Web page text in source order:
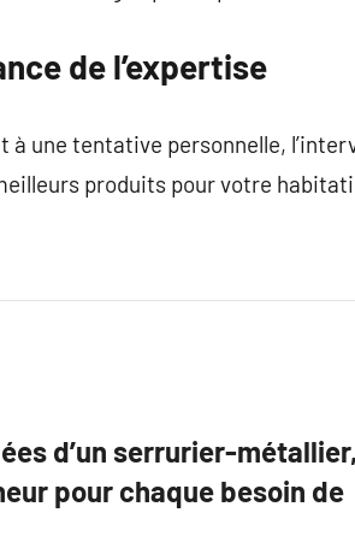
de l’expertise
à une tentative personnelle,
produits pour votre
d’un serrurier-métallier,
pour chaque besoin de